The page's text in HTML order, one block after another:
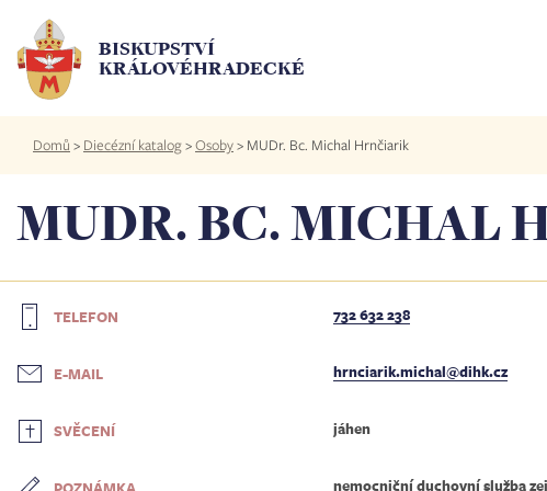
hlavnímu
obsahu
BISKUPSTVÍ
KRÁLOVÉHRADECKÉ
Drobečková
navigace
Domů > Diecézní katalog>Osoby> MUDr. Bc. Michal Hrnčiarik
MUDR. BC. MICHAL
TELEFON 732 632 238
E-MAIL hrnciarik.michal@dihk.cz
SVĚCENÍ jáhen
nemocniční duchovní služba